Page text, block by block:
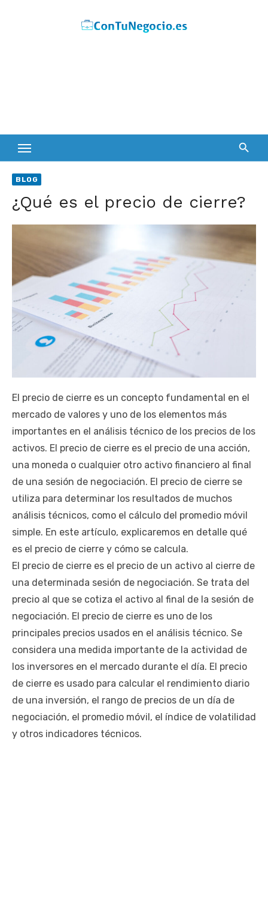
BLOG
¿Qué es el precio de cierre?
El precio de cierre es un concepto fundamental en el
mercado de valores y uno de los elementos más
importantes en el análisis técnico de los precios de los
activos. El precio de cierre es el precio de una acción,
una moneda o cualquier otro activo financiero al final
de una sesión de negociación. El precio de cierre se
utiliza para determinar los resultados de muchos
análisis técnicos, como el cálculo del promedio móvil
simple. En este artículo, explicaremos en detalle qué
es el precio de cierre y cómo se calcula.
El precio de cierre es el precio de un activo al cierre de
una determinada sesión de negociación. Se trata del
precio al que se cotiza el activo al final de la sesión de
negociación. El precio de cierre es uno de los
principales precios usados en el análisis técnico. Se
considera una medida importante de la actividad de
los inversores en el mercado durante el día. El precio
de cierre es usado para calcular el rendimiento diario
de una inversión, el rango de precios de un día de
negociación, el promedio móvil, el índice de volatilidad
y otros indicadores técnicos.